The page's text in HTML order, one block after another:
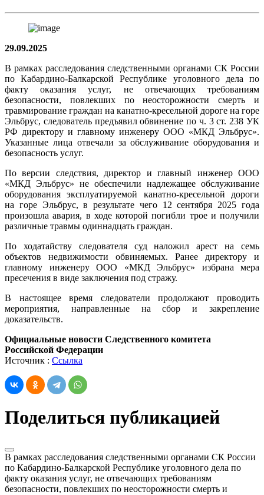
29.09.2025
В рамках расследования следственными органами СК России
по Кабардино-Балкарской Республике уголовного дела по
факту оказания услуг, не отвечающих требованиям
безопасности, повлекших по неосторожности смерть и
травмирование граждан на канатно-кресельной дороге на горе
Эльбрус, следователь предъявил обвинение по ч. 3 ст. 238 УК
РФ директору и главному инженеру ООО «МКД Эльбрус».
Указанные лица отвечали за обслуживание оборудования и
безопасность услуг.
По версии следствия, директор и главный инженер ООО
«МКД Эльбрус» не обеспечили надлежащее обслуживание
оборудования эксплуатируемой канатно-кресельной дороги
на горе Эльбрус, в результате чего 12 сентября 2025 года
произошла авария, в ходе которой погибли трое и получили
различные травмы одиннадцать граждан.
По ходатайству следователя суд наложил арест на семь
объектов недвижимости обвиняемых. Ранее директору и
главному инженеру ООО «МКД Эльбрус» избрана мера
пресечения в виде заключения под стражу.
В настоящее время следователи продолжают проводить
мероприятия, направленные на сбор и закрепление
доказательств.
Официальные новости Следственного комитета
Российской Федерации
Источник : Ссылка
Поделиться публикацией
В рамках расследования следственными органами СК России
по Кабардино-Балкарской Республике уголовного дела по
факту оказания услуг, не отвечающих требованиям
безопасности, повлекших по неосторожности смерть и